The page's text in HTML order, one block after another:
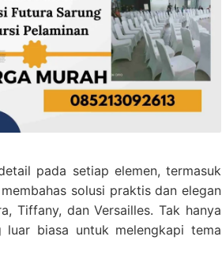
pada setiap elemen, termasuk
solusi praktis dan elegan
Tiffany, dan Versailles. Tak hanya
biasa untuk melengkapi tema